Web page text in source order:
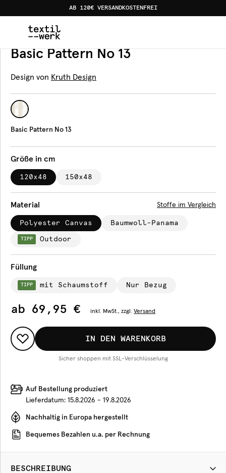
AB 120€ VERSANDKOSTENFREI
Produkte Bankauflagen Basic Pattern No 13
Bankauflage
Basic Pattern No 13
Design von Kruth Design
Basic Pattern No 13
Größe in cm
120x48 150x48
Material Stoffe im Vergleich
Polyester Canvas Baumwoll-Panama
TIPP Outdoor
Füllung
TIPP mit Schaumstoff Nur Bezug
ab 69,95 € inkl. MwSt., zzgl. Versand
IN DEN WARENKORB
Sicher shoppen mit SSL-Verschlüsselung
Auf Bestellung produziert
Lieferdatum: 15.8.2026 - 19.8.2026
Nachhaltig in Europa hergestellt
Bequemes Bezahlen u.a. per Rechnung
BESCHREIBUNG